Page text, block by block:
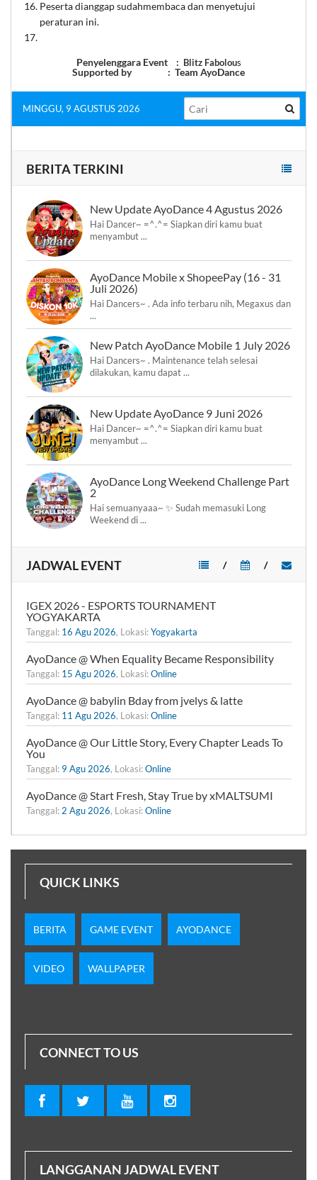
Peserta dianggap sudahmembaca dan menyetujui
peraturan ini.
Penyelenggara Event : Blitz Fabolous
Supported by : Team AyoDance
MINGGU, 9 AGUSTUS 2026
BERITA TERKINI
New Update AyoDance 4 Agustus 2026
Hai Dancer~ =^.^= Siapkan diri kamu buat
menyambut ...
AyoDance Mobile x ShopeePay (16 - 31
Juli 2026)
Hai Dancers~ . Ada info terbaru nih, Megaxus dan
...
New Patch AyoDance Mobile 1 July 2026
Hai Dancers~ . Maintenance telah selesai
dilakukan, kamu dapat ...
New Update AyoDance 9 Juni 2026
Hai Dancer~ =^.^= Siapkan diri kamu buat
menyambut ...
AyoDance Long Weekend Challenge Part
2
Hai semuanyaaa~ ✨ Sudah memasuki Long
Weekend di ...
JADWAL EVENT /
/
IGEX 2026 - ESPORTS TOURNAMENT
YOGYAKARTA
Tanggal: 16 Agu 2026, Lokasi:Yogyakarta
AyoDance @ When Equality Became Responsibility
Tanggal: 15 Agu 2026, Lokasi:Online
AyoDance @ babylin Bday from jvelys & latte
Tanggal: 11 Agu 2026, Lokasi:Online
AyoDance @ Our Little Story, Every Chapter Leads To
You
Tanggal: 9 Agu 2026, Lokasi:Online
AyoDance @ Start Fresh, Stay True by xMALTSUMI
Tanggal: 2 Agu 2026, Lokasi:Online
QUICK LINKS
BERITA GAME EVENT AYODANCE
VIDEO WALLPAPER
CONNECT TO US
LANGGANAN JADWAL EVENT